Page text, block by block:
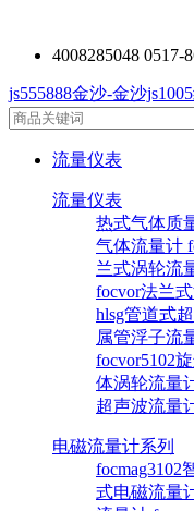
4008285048 0517-
js555888金沙-金沙
流量仪表
流量仪表
热式气体质
气体流量计
兰式涡轮流
focvor法兰
hlsg管道式
属管浮子流
focvor5102
体涡轮流量
超声波流量
电磁流量计系列
focmag3102
式电磁流量